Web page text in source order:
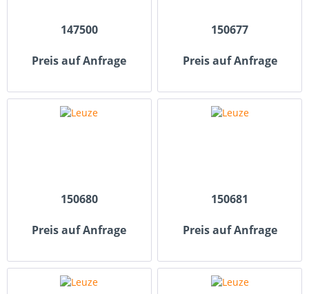
147500
Preis auf Anfrage
150677
Preis auf Anfrage
150680
Preis auf Anfrage
150681
Preis auf Anfrage